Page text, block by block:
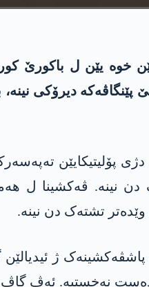
خوە یێن ل باکورێ
دیرۆکی نینە،
دن نینە. ڤەکشینا ل
تشتەک دن نینە.
ژ ئیدیالێن
نەخستیە. ئەڤ